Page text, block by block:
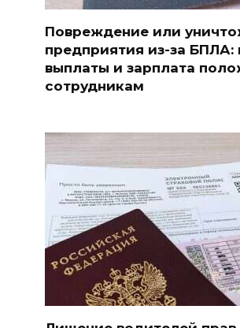
Повреждение или
предприятия из-за БПЛА:
выплаты и зарплата
сотрудникам